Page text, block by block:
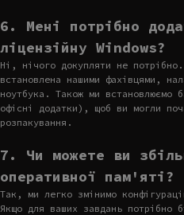
6. Мені потрібно
ліцензійну Windows?
Ні, нічого докупляти не потрібно.
встановлена нашими фахівцями,
ноутбука. Також ми встановлюємо
офісні додатки), щоб ви могли
розпакування.
7. Чи можете ви
оперативної пам'яті?
Так, ми легко змінимо
Якщо для ваших завдань потрібно